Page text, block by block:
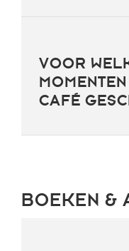
VOOR
CAFÉ
BOEKEN &